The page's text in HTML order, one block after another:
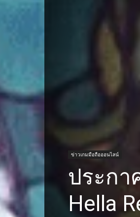
ข่าวเกมมือถือออนไลน์
ประกา
Hella